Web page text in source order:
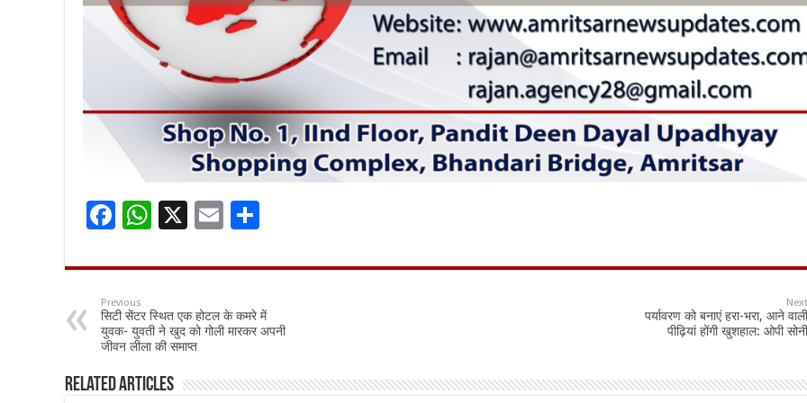
F
e
b
o
o
k
W
at
sA
p
p
X
E
ai
l
ar
e
Previous
सिटी सेंटर स्थित एक होटल के कमरे में
युवक- युवती ने खुद को गोली मारकर अपनी
जीवन लीला की समाप्त
Next
पर्यावरण को बनाएं हरा-भरा, आने वाली
पीढ़ियां होंगी खुशहाल: ओपी सोनी
Related Articles